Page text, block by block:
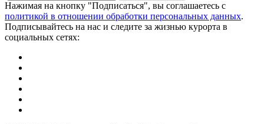
Нажимая на кнопку "Подписаться", вы соглашаетесь с
политикой в отношении обработки персональных данных.
Подписывайтесь на нас и следите за жизнью курорта в
социальных сетях: